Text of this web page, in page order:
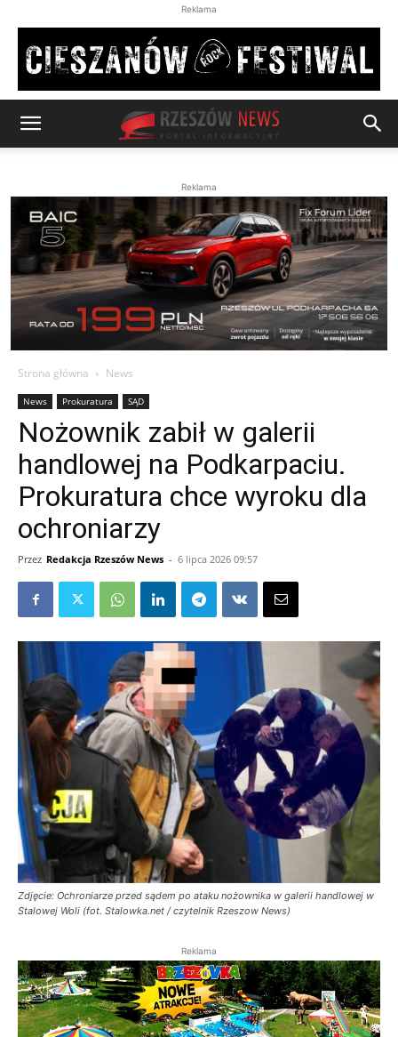
Reklama
Reklama
Strona główna News
News Prokuratura SĄD
Nożownik zabił w galerii
handlowej na Podkarpaciu.
Prokuratura chce wyroku dla
ochroniarzy
Przez Redakcja Rzeszów News - 6 lipca 2026 09:57
Zdjęcie: Ochroniarze przed sądem po ataku nożownika w galerii handlowej w
Stalowej Woli (fot. Stalowka.net / czytelnik Rzeszow News)
Reklama